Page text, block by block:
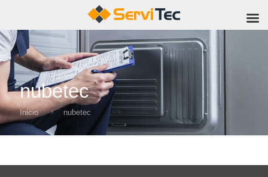
nubetec
Inicio nubetec